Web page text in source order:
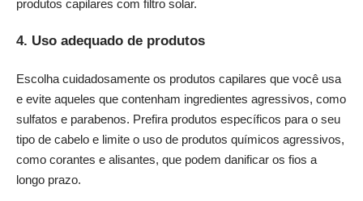
produtos capilares com filtro solar.
4. Uso adequado de produtos
Escolha cuidadosamente os produtos capilares que você usa
e evite aqueles que contenham ingredientes agressivos, como
sulfatos e parabenos. Prefira produtos específicos para o seu
tipo de cabelo e limite o uso de produtos químicos agressivos,
como corantes e alisantes, que podem danificar os fios a
longo prazo.